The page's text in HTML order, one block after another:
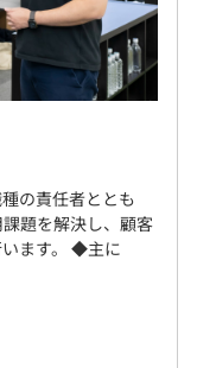
の責任者ととも
題を解決し、顧客
ます。 ◆主に